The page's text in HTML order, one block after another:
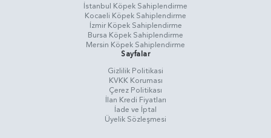
İstanbul Köpek Sahiplendirme
Kocaeli Köpek Sahiplendirme
İzmir Köpek Sahiplendirme
Bursa Köpek Sahiplendirme
Mersin Köpek Sahiplendirme
Sayfalar
Gizlilik Politikasi
KVKK Koruması
Çerez Politikası
İlan Kredi Fiyatları
İade ve İptal
Üyelik Sözleşmesi